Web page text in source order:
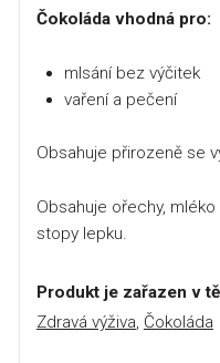
Čokoláda vhodná pro:
mlsání bez výčitek
vaření a pečení
Obsahuje přirozeně se
Obsahuje ořechy,
stopy lepku.
Produkt je zařazen v
Zdravá výživa, Čokoláda